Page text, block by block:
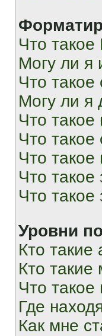
Что такое
Могу ли я
Что такое
Могу ли я
Что
Что такое
Что
Что
Что такое
Уровни
Кто такие
Кто
Что такое
Где
Как мне